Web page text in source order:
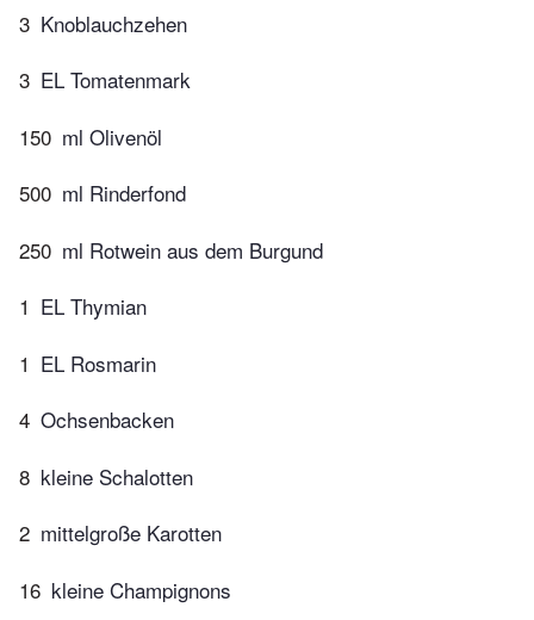
3 Knoblauchzehen
3 EL Tomatenmark
150 ml Olivenöl
500 ml Rinderfond
250 ml Rotwein aus dem Burgund
1 EL Thymian
1 EL Rosmarin
4 Ochsenbacken
8 kleine Schalotten
2 mittelgroße Karotten
16 kleine Champignons